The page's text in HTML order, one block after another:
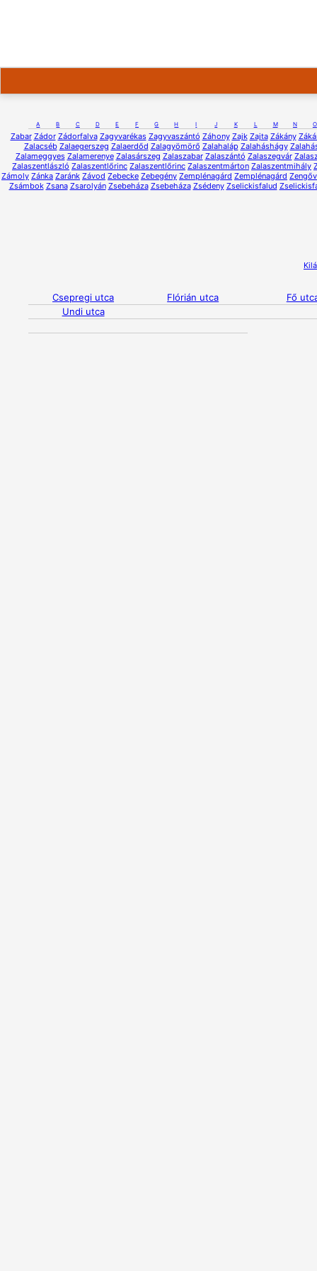
A B C D E F G H I J K L M N O
Zabar Zádor Zádorfalva Zagyvarékas Zagyvaszántó Záhony Zajk Zajta Zákány
Zalacséb Zalaegerszeg Zalaerdőd Zalagyömörő Zalahaláp Zalaháshágy
Zalameggyes Zalamerenye Zalasárszeg Zalaszabar Zalaszántó Zalaszegvár
Zalaszentlászló Zalaszentlőrinc Zalaszentlőrinc Zalaszentmárton Zalaszentmihály
Zámoly Zánka Zaránk Závod Zebecke Zebegény Zemplénagárd Zemplénagárd
Zsámbok Zsana Zsarolyán Zsebeháza Zsebeháza Zsédeny Zselickisfalud
Csepregi utca Flórián utca
Fő
Undi utca